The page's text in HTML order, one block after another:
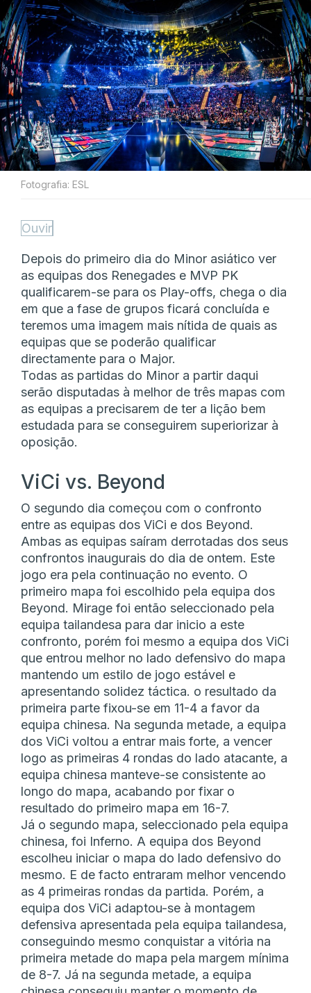
Fotografia: ESL
Ouvir
Depois do primeiro dia do Minor asiático ver
as equipas dos Renegades e MVP PK
qualificarem-se para os Play-offs, chega o dia
em que a fase de grupos ficará concluída e
teremos uma imagem mais nítida de quais as
equipas que se poderão qualificar
directamente para o Major.
Todas as partidas do Minor a partir daqui
serão disputadas à melhor de três mapas com
as equipas a precisarem de ter a lição bem
estudada para se conseguirem superiorizar à
oposição.
ViCi vs. Beyond
O segundo dia começou com o confronto
entre as equipas dos ViCi e dos Beyond.
Ambas as equipas saíram derrotadas dos seus
confrontos inaugurais do dia de ontem. Este
jogo era pela continuação no evento. O
primeiro mapa foi escolhido pela equipa dos
Beyond. Mirage foi então seleccionado pela
equipa tailandesa para dar inicio a este
confronto, porém foi mesmo a equipa dos ViCi
que entrou melhor no lado defensivo do mapa
mantendo um estilo de jogo estável e
apresentando solidez táctica. o resultado da
primeira parte fixou-se em 11-4 a favor da
equipa chinesa. Na segunda metade, a equipa
dos ViCi voltou a entrar mais forte, a vencer
logo as primeiras 4 rondas do lado atacante, a
equipa chinesa manteve-se consistente ao
longo do mapa, acabando por fixar o
resultado do primeiro mapa em 16-7.
Já o segundo mapa, seleccionado pela equipa
chinesa, foi Inferno. A equipa dos Beyond
escolheu iniciar o mapa do lado defensivo do
mesmo. E de facto entraram melhor vencendo
as 4 primeiras rondas da partida. Porém, a
equipa dos ViCi adaptou-se à montagem
defensiva apresentada pela equipa tailandesa,
conseguindo mesmo conquistar a vitória na
primeira metade do mapa pela margem mínima
de 8-7. Já na segunda metade, a equipa